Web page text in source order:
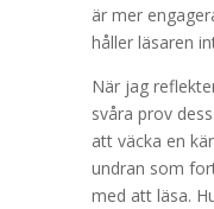
är mer
håller läsaren
När jag
svåra prov
att väcka en
undran som
med att läsa.